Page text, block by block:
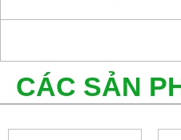
CÁC SẢN